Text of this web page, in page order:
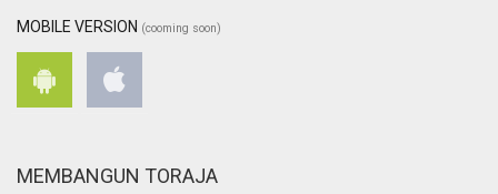
MOBILE VERSION (cooming soon)
MEMBANGUN TORAJA